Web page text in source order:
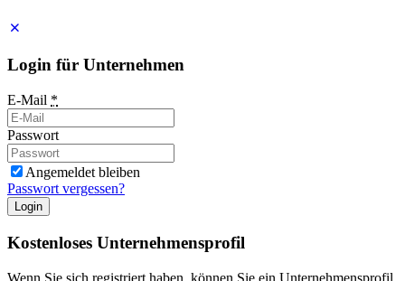
Login für Unternehmen
E-Mail *
Passwort
Angemeldet bleiben
Passwort vergessen?
Login
Kostenloses Unternehmensprofil
Wenn Sie sich registriert haben, können Sie ein Unternehmensprofil